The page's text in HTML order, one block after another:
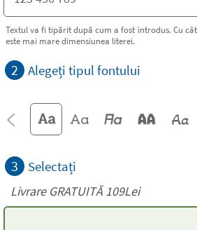
Textul va fi tipărit după cum a fost introdus. Cu
este mai mare dimensiunea literei.
2 Alegeți tipul fontului
3 Selectați
Livrare GRATUITĂ 109Lei